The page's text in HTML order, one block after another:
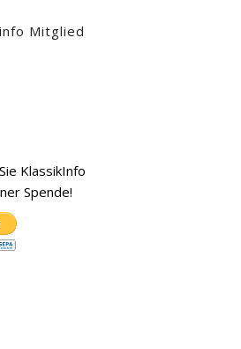
Mitglied
KlassikInfo
Spende!